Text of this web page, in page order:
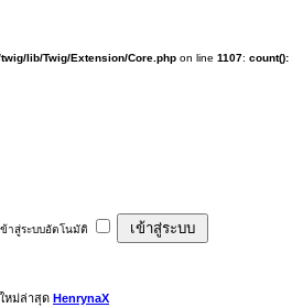
lib/Twig/Extension/Core.php on line 1107:
ข้าสู่ระบบอัตโนมัติ
หม่ล่าสุด HenrynaX